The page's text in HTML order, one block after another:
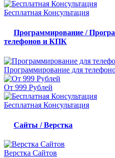
Бесплатная Консультация
Программирование /
телефонов и КПК
Программирование для
От 999 Рублей
Бесплатная Консультация
Сайты / Верстка
Верстка Сайтов